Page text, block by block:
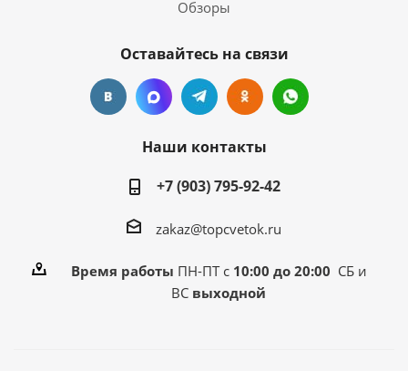
Обзоры
Оставайтесь на связи
Наши контакты
+7 (903) 795-92-42
zakaz@topcvetok.ru
Время работы ПН-ПТ с 10:00 до 20:00 СБ и
ВС выходной